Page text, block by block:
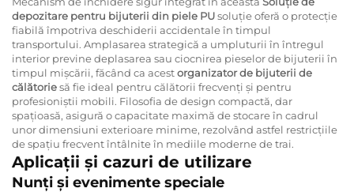
depozitare pentru bijuterii din piele PUsoluție oferă o protecție
fiabilă împotriva deschiderii accidentale în timpul
transportului. Amplasarea strategică a umpluturii în întregul
interior previne deplasarea sau ciocnirea pieselor de bijuterii în
timpul mișcării, făcând ca acestorganizator de bijuterii de
călătoriesă fie ideal pentru călătorii frecvenți și pentru
profesioniștii mobili. Filosofia de design compactă, dar
spațioasă, asigură o capacitate maximă de stocare în cadrul
unor dimensiuni exterioare minime, rezolvând astfel restricțiile
de spațiu frecvent întâlnite în mediile moderne de trai.
Aplicații și cazuri de utilizare
Nunți și evenimente speciale